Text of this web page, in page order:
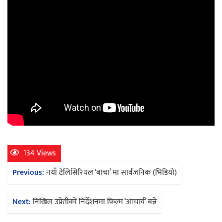
134 Views
Post
navigation
Previous:नयाँ टेलिसिरियल ‘बाचा’ मा सार्वजनिक (भिडियो)
Next:निखिल उप्रेतीको निर्देशनमा फिल्म ‘आचार्य’ बन्ने